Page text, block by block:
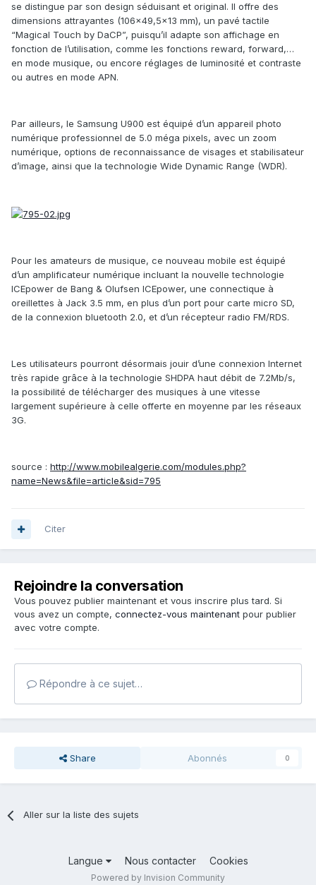
se distingue par son design séduisant et original. Il offre des
dimensions attrayantes (106×49,5×13 mm), un pavé tactile
“Magical Touch by DaCP”, puisqu’il adapte son affichage en
fonction de l’utilisation, comme les fonctions reward, forward,…
en mode musique, ou encore réglages de luminosité et contraste
ou autres en mode APN.
Par ailleurs, le Samsung U900 est équipé d’un appareil photo
numérique professionnel de 5.0 méga pixels, avec un zoom
numérique, options de reconnaissance de visages et stabilisateur
d’image, ainsi que la technologie Wide Dynamic Range (WDR).
Pour les amateurs de musique, ce nouveau mobile est équipé
d’un amplificateur numérique incluant la nouvelle technologie
ICEpower de Bang & Olufsen ICEpower, une connectique à
oreillettes à Jack 3.5 mm, en plus d’un port pour carte micro SD,
de la connexion bluetooth 2.0, et d’un récepteur radio FM/RDS.
Les utilisateurs pourront désormais jouir d’une connexion Internet
très rapide grâce à la technologie SHDPA haut débit de 7.2Mb/s,
la possibilité de télécharger des musiques à une vitesse
largement supérieure à celle offerte en moyenne par les réseaux
3G.
source : http://www.mobilealgerie.com/modules.php?
name=News&file=article&sid=795
Citer
Rejoindre la conversation
Vous pouvez publier maintenant et vous inscrire plus tard. Si
vous avez un compte, connectez-vous maintenant pour publier
avec votre compte.
Répondre à ce sujet…
Share Abonnés 0
Aller sur la liste des sujets
Langue Nous contacter Cookies
Powered by Invision Community